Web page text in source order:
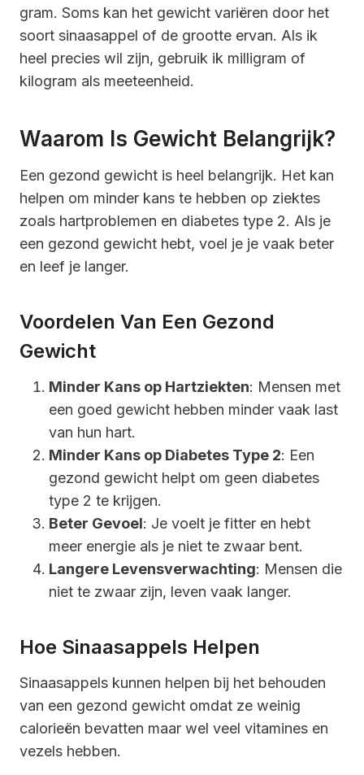
gram. Soms kan het gewicht variëren door het
soort sinaasappel of de grootte ervan. Als ik
heel precies wil zijn, gebruik ik milligram of
kilogram als meeteenheid.
Waarom Is Gewicht Belangrijk?
Een gezond gewicht is heel belangrijk. Het kan
helpen om minder kans te hebben op ziektes
zoals hartproblemen en diabetes type 2. Als je
een gezond gewicht hebt, voel je je vaak beter
en leef je langer.
Voordelen Van Een Gezond
Gewicht
Minder Kans op Hartziekten: Mensen met
een goed gewicht hebben minder vaak last
van hun hart.
Minder Kans op Diabetes Type 2: Een
gezond gewicht helpt om geen diabetes
type 2 te krijgen.
Beter Gevoel: Je voelt je fitter en hebt
meer energie als je niet te zwaar bent.
Langere Levensverwachting: Mensen die
niet te zwaar zijn, leven vaak langer.
Hoe Sinaasappels Helpen
Sinaasappels kunnen helpen bij het behouden
van een gezond gewicht omdat ze weinig
calorieën bevatten maar wel veel vitamines en
vezels hebben.